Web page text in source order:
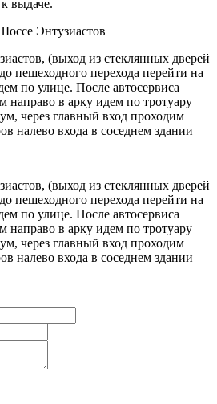
выдаче.
Энтузиастов
(выход из стеклянных дверей
пешеходного перехода перейти на
по улице. После автосервиса
направо в арку идем по тротуару
через главный вход проходим
налево входа в соседнем здании
(выход из стеклянных дверей
пешеходного перехода перейти на
по улице. После автосервиса
направо в арку идем по тротуару
через главный вход проходим
налево входа в соседнем здании